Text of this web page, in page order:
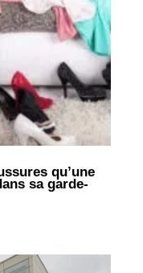
qu’une
sa garde-